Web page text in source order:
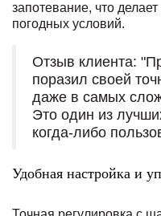
запотевание, что
погодных условий.
Отзыв клиента:
поразил своей
даже в самых
Это один из
когда-либо
Удобная настройка и